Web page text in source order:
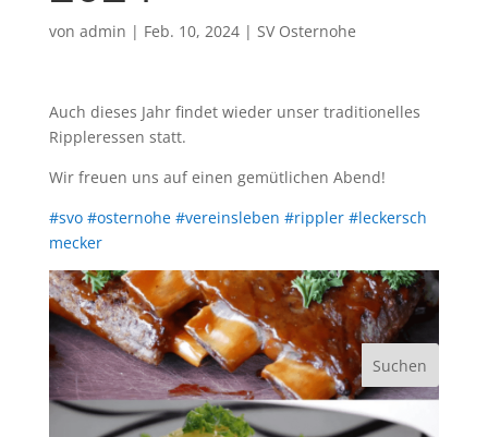
von admin | Feb. 10, 2024| SV Osternohe
Auch dieses Jahr findet wieder unser traditionelles
Rippleressen statt.
Wir freuen uns auf einen gemütlichen Abend!
#svo #osternohe #vereinsleben #rippler #leckersch
mecker